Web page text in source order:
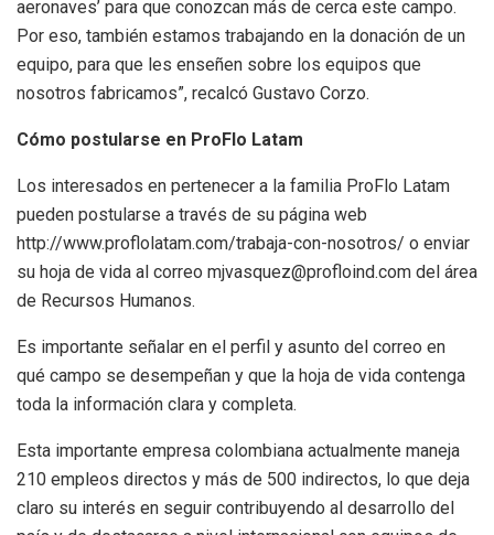
aeronaves’ para que conozcan más de cerca este campo.
Por eso, también estamos trabajando en la donación de un
equipo, para que les enseñen sobre los equipos que
nosotros fabricamos”, recalcó Gustavo Corzo.
Cómo postularse en ProFlo Latam
Los interesados en pertenecer a la familia ProFlo Latam
pueden postularse a través de su página web
http://www.proflolatam.com/trabaja-con-nosotros/ o enviar
su hoja de vida al correo mjvasquez@profloind.com del área
de Recursos Humanos.
Es importante señalar en el perfil y asunto del correo en
qué campo se desempeñan y que la hoja de vida contenga
toda la información clara y completa.
Esta importante empresa colombiana actualmente maneja
210 empleos directos y más de 500 indirectos, lo que deja
claro su interés en seguir contribuyendo al desarrollo del